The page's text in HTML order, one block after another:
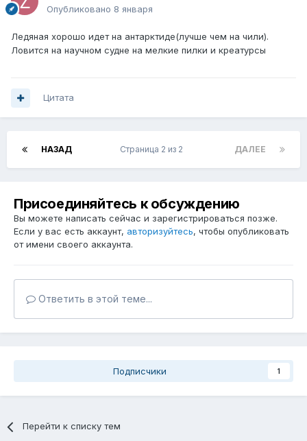
Опубликовано 8 января
Ледяная хорошо идет на антарктиде(лучше чем на чили).
Ловится на научном судне на мелкие пилки и креатурсы
Цитата
НАЗАД ДАЛЕЕ
Страница 2 из 2
Присоединяйтесь к обсуждению
Вы можете написать сейчас и зарегистрироваться позже.
Если у вас есть аккаунт, авторизуйтесь, чтобы опубликовать
от имени своего аккаунта.
Ответить в этой теме...
Подписчики 1
Перейти к списку тем